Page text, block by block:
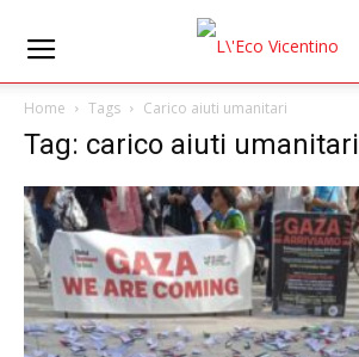
Home Tags Carico aiuti umanitari
Tag: carico aiuti umanitari